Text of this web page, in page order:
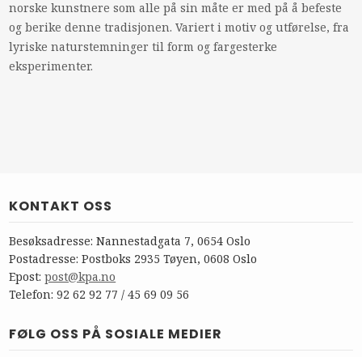
norske kunstnere som alle på sin måte er med på å befeste
og berike denne tradisjonen. Variert i motiv og utførelse, fra
lyriske naturstemninger til form og fargesterke
eksperimenter.
KONTAKT OSS
Besøksadresse: Nannestadgata 7, 0654 Oslo
Postadresse: Postboks 2935 Tøyen, 0608 Oslo
Epost:post@kpa.no
Telefon: 92 62 92 77 / 45 69 09 56
FØLG OSS PÅ SOSIALE MEDIER